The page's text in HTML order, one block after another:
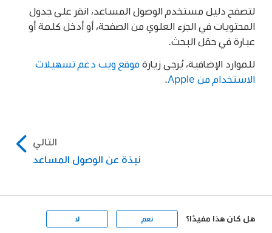
لتصفح دليل مستخدم الوصول المساعد، انقر على جدول
المحتويات في الجزء العلوي من الصفحة، أو أدخل كلمة أو
عبارة في حقل البحث.
للموارد الإضافية، يُرجى زيارة موقع ويب دعم تسهيلات
الاستخدام من Apple
التالي
نبذة عن الوصول المساعد
هل كان هذا مفيدًا؟ نعم لا